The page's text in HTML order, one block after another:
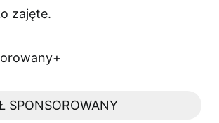
zajęte.
SPONSOROWANY